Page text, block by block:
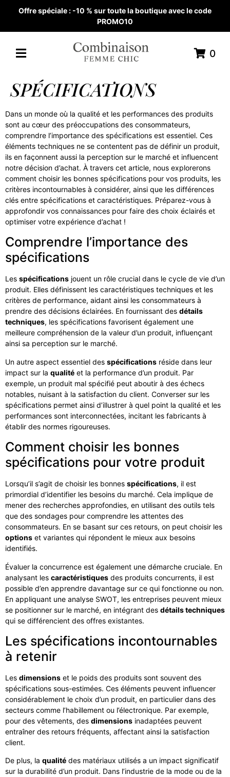
Offre spéciale : -10 % sur toute la boutique avec le code
PROMO10
0
SPÉCIFICATIONS
Dans un monde où la qualité et les performances des produits
sont au cœur des préoccupations des consommateurs,
comprendre l’importance des spécifications est essentiel. Ces
éléments techniques ne se contentent pas de définir un produit,
ils en façonnent aussi la perception sur le marché et influencent
notre décision d’achat. À travers cet article, nous explorerons
comment choisir les bonnes spécifications pour vos produits, les
critères incontournables à considérer, ainsi que les différences
clés entre spécifications et caractéristiques. Préparez-vous à
approfondir vos connaissances pour faire des choix éclairés et
optimiser votre expérience d’achat !
Comprendre l’importance des
spécifications
Les spécifications jouent un rôle crucial dans le cycle de vie d’un
produit. Elles définissent les caractéristiques techniques et les
critères de performance, aidant ainsi les consommateurs à
prendre des décisions éclairées. En fournissant des détails
techniques, les spécifications favorisent également une
meilleure compréhension de la valeur d’un produit, influençant
ainsi sa perception sur le marché.
Un autre aspect essentiel des spécifications réside dans leur
impact sur la qualité et la performance d’un produit. Par
exemple, un produit mal spécifié peut aboutir à des échecs
notables, nuisant à la satisfaction du client. Converser sur les
spécifications permet ainsi d’illustrer à quel point la qualité et les
performances sont interconnectées, incitant les fabricants à
établir des normes rigoureuses.
Comment choisir les bonnes
spécifications pour votre produit
Lorsqu’il s’agit de choisir les bonnes spécifications, il est
primordial d’identifier les besoins du marché. Cela implique de
mener des recherches approfondies, en utilisant des outils tels
que des sondages pour comprendre les attentes des
consommateurs. En se basant sur ces retours, on peut choisir les
options et variantes qui répondent le mieux aux besoins
identifiés.
Évaluer la concurrence est également une démarche cruciale. En
analysant les caractéristiques des produits concurrents, il est
possible d’en apprendre davantage sur ce qui fonctionne ou non.
En appliquant une analyse SWOT, les entreprises peuvent mieux
se positionner sur le marché, en intégrant des détails techniques
qui se différencient des offres existantes.
Les spécifications incontournables
à retenir
Les dimensions et le poids des produits sont souvent des
spécifications sous-estimées. Ces éléments peuvent influencer
considérablement le choix d’un produit, en particulier dans des
secteurs comme l’habillement ou l’électronique. Par exemple,
pour des vêtements, des dimensions inadaptées peuvent
entraîner des retours fréquents, affectant ainsi la satisfaction
client.
De plus, la qualité des matériaux utilisés a un impact significatif
sur la durabilité d’un produit. Dans l’industrie de la mode ou de la